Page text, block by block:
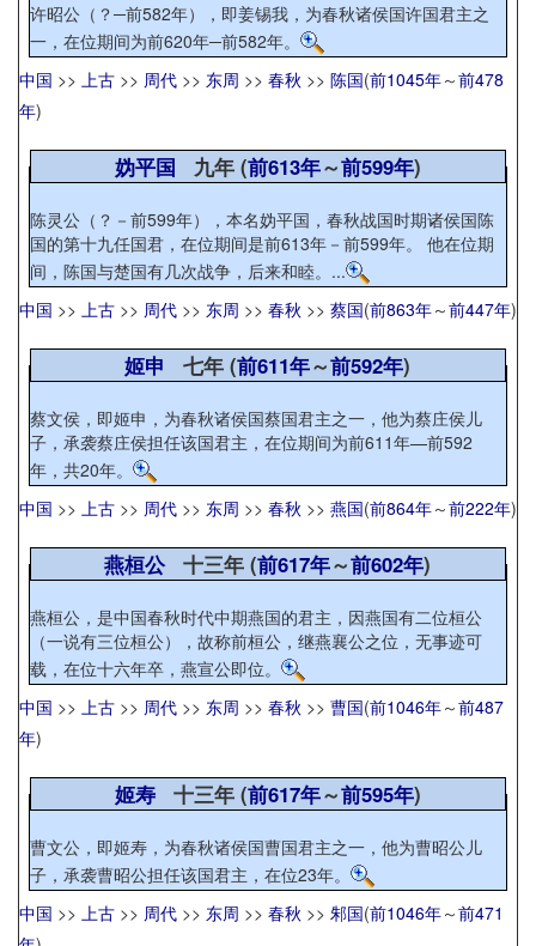
许昭公（？─前582年），即姜锡我，为春秋诸侯国许国君主之
一，在位期间为前620年─前582年。
中国 >> 上古 >> 周代 >> 东周 >> 春秋 >> 陈国(前1045年～前478
年)
妫平国 九年 (前613年～前599年)
陈灵公（？－前599年），本名妫平国，春秋战国时期诸侯国陈
国的第十九任国君，在位期间是前613年－前599年。 他在位期
间，陈国与楚国有几次战争，后来和睦。...
中国 >> 上古 >> 周代 >> 东周 >> 春秋 >> 蔡国(前863年～前447年)
姬申 七年 (前611年～前592年)
蔡文侯，即姬申，为春秋诸侯国蔡国君主之一，他为蔡庄侯儿
子，承袭蔡庄侯担任该国君主，在位期间为前611年—前592
年，共20年。
中国 >> 上古 >> 周代 >> 东周 >> 春秋 >> 燕国(前864年～前222年)
燕桓公十三年 (前617年～前602年)
燕桓公，是中国春秋时代中期燕国的君主，因燕国有二位桓公
（一说有三位桓公），故称前桓公，继燕襄公之位，无事迹可
载，在位十六年卒，燕宣公即位。
中国 >> 上古 >> 周代 >> 东周 >> 春秋 >> 曹国(前1046年～前487
年)
姬寿十三年 (前617年～前595年)
曹文公，即姬寿，为春秋诸侯国曹国君主之一，他为曹昭公儿
子，承袭曹昭公担任该国君主，在位23年。
中国 >> 上古 >> 周代 >> 东周 >> 春秋 >> 邾国(前1046年～前471